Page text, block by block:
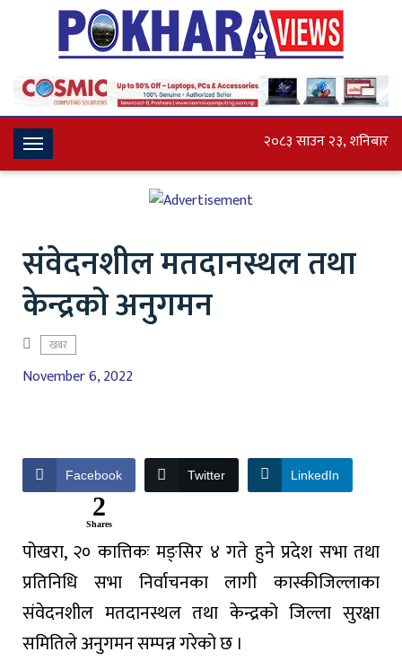
Toggle
Navigation
२०८३ साउन २३, शनिबार
संवेदनशील मतदानस्थल तथा
केन्द्रको अनुगमन
खबर
November 6, 2022
Facebook Twitter LinkedIn
2
Shares
पोखरा, २० कात्तिकः मङ्सिर ४ गते हुने प्रदेश सभा तथा
प्रतिनिधि सभा निर्वाचनका लागी कास्कीजिल्लाका
संवेदनशील मतदानस्थल तथा केन्द्रको जिल्ला सुरक्षा
समितिलेअनुगमनसम्पन्नगरेकोछ ।